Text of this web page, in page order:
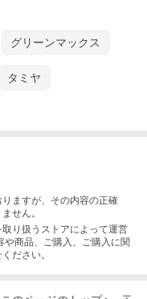
グリーンマックス
タミヤ
ますが、その内容の正確
せん。
取り扱うストアによって運営
や商品、ご購入 、ご購入に関
ださい。